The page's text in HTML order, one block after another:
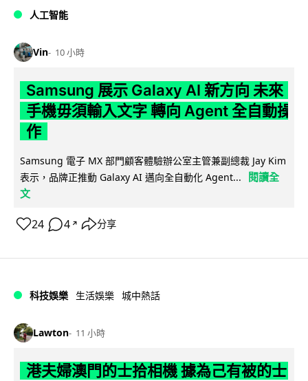
人工智能
Vin 10 小時
Samsung 展示 Galaxy AI 新方向 未來
手機毋須輸入文字 轉向 Agent 全自動操
作
Samsung 電子 MX 部門顧客體驗辦公室主管兼副總裁 Jay Kim
表示，品牌正推動 Galaxy AI 邁向全自動化 Agent...
閱讀全
文
24 4 ↗ 分享
科技娛樂 生活娛樂 城中熱話
Lawton 11 小時
港夫婦澳門的士拾相機 據為己有被的士